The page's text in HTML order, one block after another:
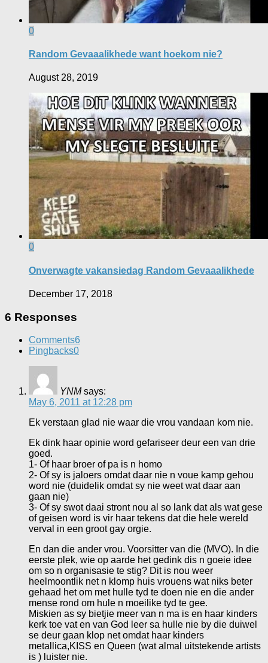
0
Random Gevaaalikhede want hoekom nie?
August 28, 2019
0
Onverwagte vakansiedag Random Gevaaalikhede
December 17, 2018
6 Responses
Comments6
Pingbacks0
YNM says:
May 6, 2011 at 12:28 pm
Ek verstaan glad nie waar die vrou vandaan kom nie.
Ek dink haar opinie word gefariseer deur een van drie
goed.
1- Of haar broer of pa is n homo
2- Of sy is jaloers omdat daar nie n voue kamp gehou
word nie (duidelik omdat sy nie weet wat daar aan
gaan nie)
3- Of sy swot daai stront nou al so lank dat als wat gese
of geisen word is vir haar tekens dat die hele wereld
verval in een groot gay orgie.
En dan die ander vrou. Voorsitter van die (MVO). In die
eerste plek, wie op aarde het gedink dis n goeie idee
om so n organisasie te stig? Dit is nou weer
heelmoontlik net n klomp huis vrouens wat niks beter
gehaad het om met hulle tyd te doen nie en die ander
mense rond om hule n moeilike tyd te gee.
Miskien as sy bietjie meer van n ma is en haar kinders
kerk toe vat en van God leer sa hulle nie by die duiwel
se deur gaan klop net omdat haar kinders
metallica,KISS en Queen (wat almal uitstekende artists
is ) luister nie.